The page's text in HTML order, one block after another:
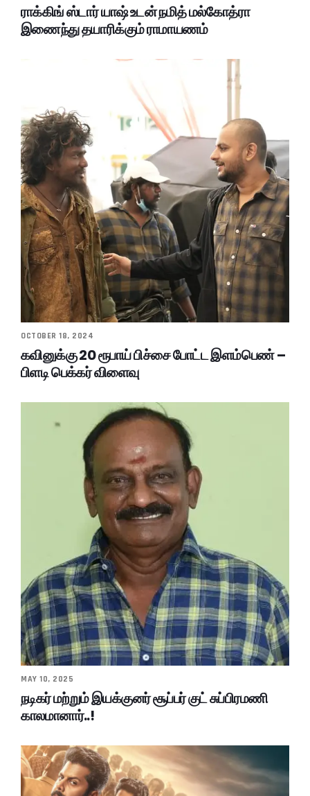
ராக்கிங் ஸ்டார் யாஷ் உடன் நமித் மல்கோத்ரா
இணைந்து தயாரிக்கும் ராமாயணம்
OCTOBER 18, 2024
கவினுக்கு 20 ரூபாய் பிச்சை போட்ட இளம்பெண் –
பிளடி பெக்கர் விளைவு
MAY 10, 2025
நடிகர் மற்றும் இயக்குனர் சூப்பர் குட் சுப்பிரமணி
காலமானார்..!